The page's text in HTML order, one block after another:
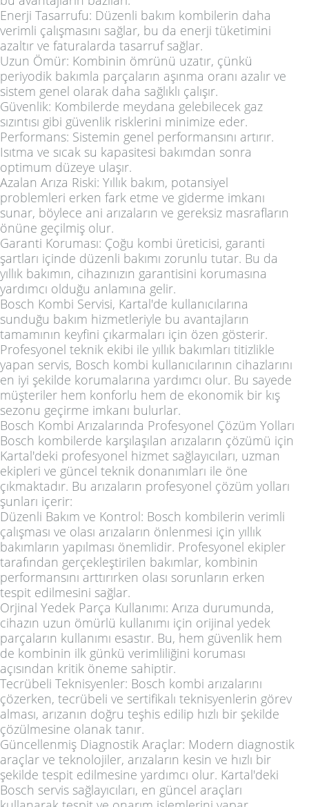
Enerji Tasarrufu: Düzenli bakım kombilerin daha
verimli çalışmasını sağlar, bu da enerji tüketimini
azaltır ve faturalarda tasarruf sağlar.
Uzun Ömür: Kombinin ömrünü uzatır, çünkü
periyodik bakımla parçaların aşınma oranı azalır ve
sistem genel olarak daha sağlıklı çalışır.
Güvenlik: Kombilerde meydana gelebilecek gaz
sızıntısı gibi güvenlik risklerini minimize eder.
Performans: Sistemin genel performansını artırır.
Isıtma ve sıcak su kapasitesi bakımdan sonra
optimum düzeye ulaşır.
Azalan Arıza Riski: Yıllık bakım, potansiyel
problemleri erken fark etme ve giderme imkanı
sunar, böylece ani arızaların ve gereksiz masrafların
önüne geçilmiş olur.
Garanti Koruması: Çoğu kombi üreticisi, garanti
şartları içinde düzenli bakımı zorunlu tutar. Bu da
yıllık bakımın, cihazınızın garantisini korumasına
yardımcı olduğu anlamına gelir.
Bosch Kombi Servisi, Kartal'de kullanıcılarına
sunduğu bakım hizmetleriyle bu avantajların
tamamının keyfini çıkarmaları için özen gösterir.
Profesyonel teknik ekibi ile yıllık bakımları titizlikle
yapan servis, Bosch kombi kullanıcılarının cihazlarını
en iyi şekilde korumalarına yardımcı olur. Bu sayede
müşteriler hem konforlu hem de ekonomik bir kış
sezonu geçirme imkanı bulurlar.
Bosch Kombi Arızalarında Profesyonel Çözüm Yolları
Bosch kombilerde karşılaşılan arızaların çözümü için
Kartal'deki profesyonel hizmet sağlayıcıları, uzman
ekipleri ve güncel teknik donanımları ile öne
çıkmaktadır. Bu arızaların profesyonel çözüm yolları
şunları içerir:
Düzenli Bakım ve Kontrol: Bosch kombilerin verimli
çalışması ve olası arızaların önlenmesi için yıllık
bakımların yapılması önemlidir. Profesyonel ekipler
tarafından gerçekleştirilen bakımlar, kombinin
performansını arttırırken olası sorunların erken
tespit edilmesini sağlar.
Orjinal Yedek Parça Kullanımı: Arıza durumunda,
cihazın uzun ömürlü kullanımı için orijinal yedek
parçaların kullanımı esastır. Bu, hem güvenlik hem
de kombinin ilk günkü verimliliğini koruması
açısından kritik öneme sahiptir.
Tecrübeli Teknisyenler: Bosch kombi arızalarını
çözerken, tecrübeli ve sertifikalı teknisyenlerin görev
alması, arızanın doğru teşhis edilip hızlı bir şekilde
çözülmesine olanak tanır.
Güncellenmiş Diagnostik Araçlar: Modern diagnostik
araçlar ve teknolojiler, arızaların kesin ve hızlı bir
şekilde tespit edilmesine yardımcı olur. Kartal'deki
Bosch servis sağlayıcıları, en güncel araçları